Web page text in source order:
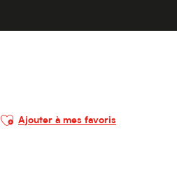
Ajouter aux favoris
Ajouter à mes favoris